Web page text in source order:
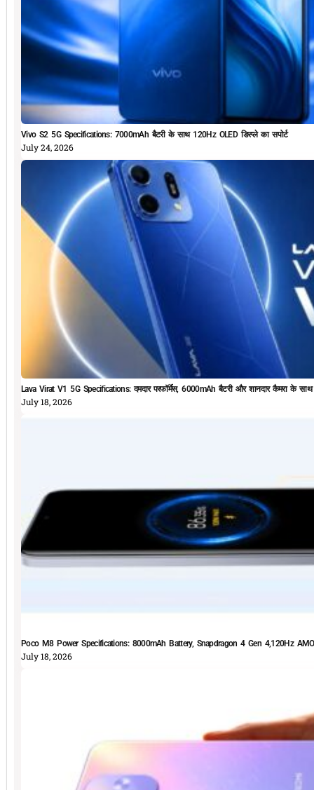
Vivo S2 5G Specifications: 7000mAh बैटरी के साथ 120Hz OLED डिस्प्ले का सपोर्ट
July 24, 2026
Lava Virat V1 5G Specifications: दमदार परफॉर्मेस, 6000mAh बैटरी और शानदार कैमरा के
July 18, 2026
Poco M8 Power Specifications: 8000mAh Battery, Snapdragon 4 Gen 4,120Hz
July 18, 2026